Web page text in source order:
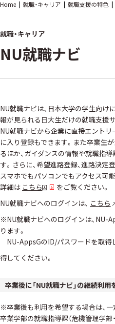
Home 就職・キャリア 就職支援の特色
就職・キャリア
NU就職ナビ
NU就職ナビは、日本大学の学生向け
報が見られる日大生だけの就職支援サ
NU就職ナビから企業に直接エント
に入り登録もできます。また卒業生
るほか、ガイダンスの情報や就職指
す。さらに、希望進路登録、進路決定
スマホでもパソコンでもアクセス可能
詳細は こちら
をご覧ください。
NU就職ナビへのログインは、 こちら
※NU就職ナビへのログインは、NU-
ります。
NU-AppsGのID/パスワードを取得
得してください。
卒業後に「NU就職ナビ」の継続利
※卒業後も利用を希望する場合は、
卒業学部の就職指導課（危機管理学